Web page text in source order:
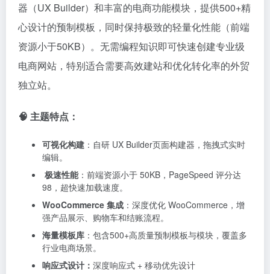
器（UX Builder）和丰富的电商功能模块，提供500+精
心设计的预制模板，同时保持极致的轻量化性能（前端
资源小于50KB）。无需编程知识即可快速创建专业级
电商网站，特别适合需要高效建站和优化转化率的外贸
独立站。
🧠 主题特点：
可视化构建 ：自研 UX Builder页面构建器，拖拽式实时
编辑。
极速性能：前端资源小于 50KB，PageSpeed 评分达
98，超快速加载速度。
WooCommerce 集成 ：深度优化 WooCommerce，增
强产品展示、购物车和结账流程。
海量模板库 ：包含500+高质量预制模板与模块，覆盖多
行业电商场景。
响应式设计： 深度响应式 + 移动优先设计